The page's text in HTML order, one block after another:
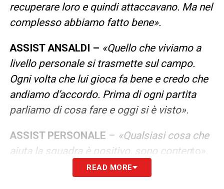
recuperare loro e quindi attaccavano. Ma nel
complesso abbiamo fatto bene».
ASSIST ANSALDI – «Quello che viviamo a
livello personale si trasmette sul campo.
Ogni volta che lui gioca fa bene e credo che
andiamo d’accordo. Prima di ogni partita
parliamo di cosa fare e oggi si è visto».
ASSIST PERSONALE – «Qualsiasi cosa che
aiuta la squadra è positivo, sono contento».
DOVE MIGLIORARE – «Dobbiamo capire
READ MORE